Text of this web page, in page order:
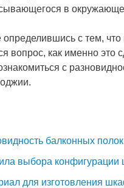
в
определившись с тем,
вопрос, как именно это
с
балконных полок
выбора конфигурации
для изготовления